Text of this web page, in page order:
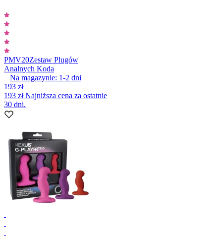
PMV20Zestaw Plugów
Analnych Koda
Na magazynie: 1-2 dni
193 zł
193 złNajniższa cena za ostatnie
30 dni.